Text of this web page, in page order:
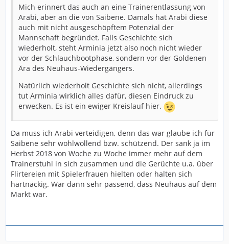
Mich erinnert das auch an eine Trainerentlassung von
Arabi, aber an die von Saibene. Damals hat Arabi diese
auch mit nicht ausgeschöpftem Potenzial der
Mannschaft begründet. Falls Geschichte sich
wiederholt, steht Arminia jetzt also noch nicht wieder
vor der Schlauchbootphase, sondern vor der Goldenen
Ära des Neuhaus-Wiedergängers.
Natürlich wiederholt Geschichte sich nicht, allerdings
tut Arminia wirklich alles dafür, diesen Eindruck zu
erwecken. Es ist ein ewiger Kreislauf hier.
Da muss ich Arabi verteidigen, denn das war glaube ich für
Saibene sehr wohlwollend bzw. schützend. Der sank ja im
Herbst 2018 von Woche zu Woche immer mehr auf dem
Trainerstuhl in sich zusammen und die Gerüchte u.a. über
Flirtereien mit Spielerfrauen hielten oder halten sich
hartnäckig. War dann sehr passend, dass Neuhaus auf dem
Markt war.